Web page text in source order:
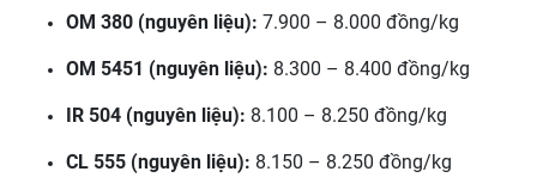
OM 380 (nguyên liệu): 7.900 – 8.000 đồng/kg
OM 5451 (nguyên liệu): 8.300 – 8.400 đồng/kg
IR 504 (nguyên liệu): 8.100 – 8.250 đồng/kg
CL 555 (nguyên liệu): 8.150 – 8.250 đồng/kg